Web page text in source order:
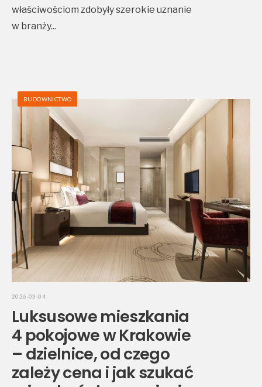
właściwościom zdobyły szerokie uznanie
w branży...
BUDOWNICTWO
2026-03-04
Luksusowe mieszkania
4 pokojowe w Krakowie
– dzielnice, od czego
zależy cena i jak szukać